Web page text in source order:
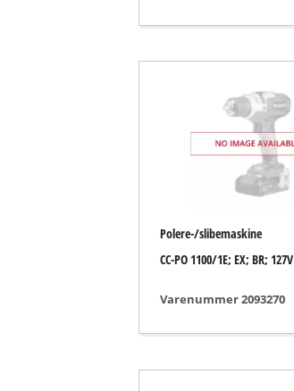
Løfte- / trækudstyr
Andre maskinerPolere-/slibemaskine
CC-PO 1100/1E; EX; BR; 127V
Varenummer 2093270